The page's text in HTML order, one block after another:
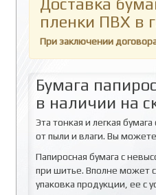
Доставка
пленки ПВХ в
При заключении
Бумага
в наличии на
Эта тонкая и легкая
от пыли и влаги. Вы можете
Папиросная бумага с
при шитье. Вполне может
упаковка продукции, ее с